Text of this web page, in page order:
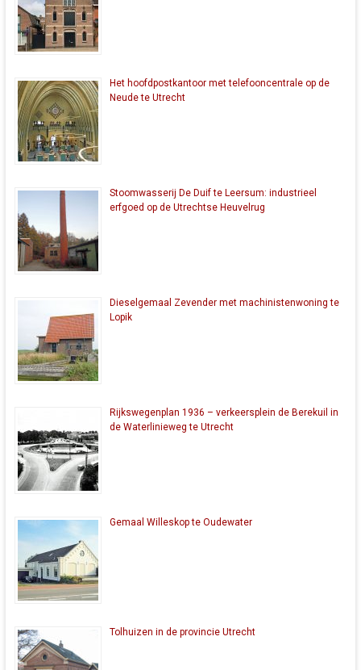
Het hoofdpostkantoor met telefooncentrale op de
Neude te Utrecht
Stoomwasserij De Duif te Leersum: industrieel
erfgoed op de Utrechtse Heuvelrug
Dieselgemaal Zevender met machinistenwoning te
Lopik
Rijkswegenplan 1936 – verkeersplein de Berekuil in
de Waterlinieweg te Utrecht
Gemaal Willeskop te Oudewater
Tolhuizen in de provincie Utrecht